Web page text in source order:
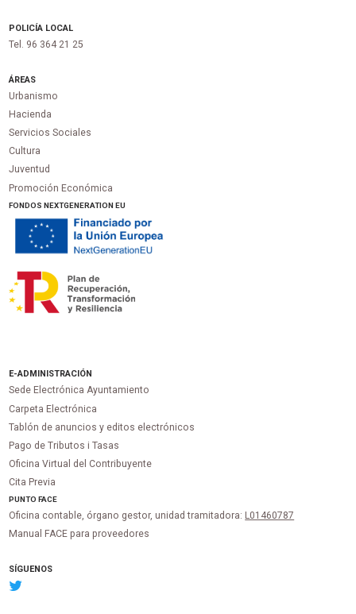
POLICÍA LOCAL
Tel. 96 364 21 25
ÁREAS
Urbanismo
Hacienda
Servicios Sociales
Cultura
Juventud
Promoción Económica
FONDOS NEXTGENERATION EU
E-ADMINISTRACIÓN
Sede Electrónica Ayuntamiento
Carpeta Electrónica
Tablón de anuncios y editos electrónicos
Pago de Tributos i Tasas
Oficina Virtual del Contribuyente
Cita Previa
PUNTOFACE
Oficina contable, órgano gestor, unidad tramitadora: L01460787
Manual FACE para proveedores
SÍGUENOS